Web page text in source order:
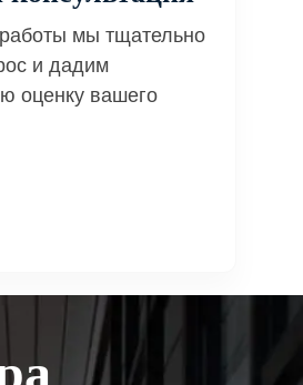
мы тщательно
и дадим
оценку вашего